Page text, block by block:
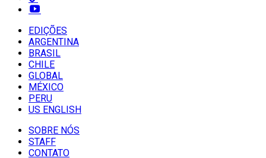
EDIÇÕES
ARGENTINA
BRASIL
CHILE
GLOBAL
MÉXICO
PERU
US ENGLISH
SOBRE NÓS
STAFF
CONTATO